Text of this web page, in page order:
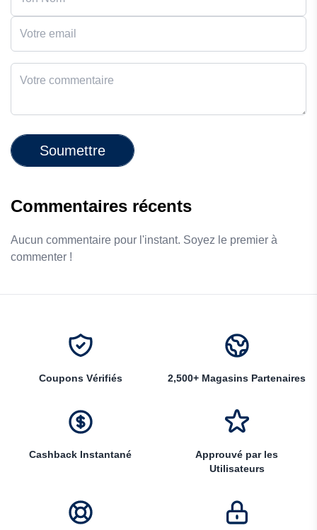
Soumettre
Commentaires récents
Aucun commentaire pour l'instant. Soyez le premier à
commenter !
Coupons Vérifiés 2,500+ Magasins Partenaires
Cashback Instantané
Approuvé par les
Utilisateurs